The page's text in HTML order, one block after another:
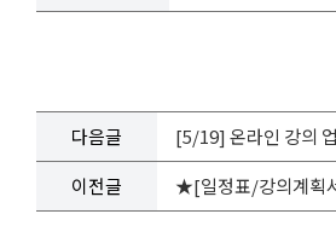
다음글
[5/19] 온라인 강의
이전글
★[일정표/강의계획